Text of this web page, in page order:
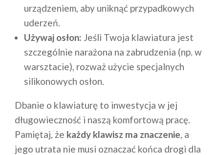
urządzeniem, aby uniknąć przypadkowych
uderzeń.
Używaj osłon: Jeśli Twoja klawiatura jest
szczególnie narażona na zabrudzenia (np. w
warsztacie), rozważ użycie specjalnych
silikonowych osłon.
Dbanie o klawiaturę to inwestycja w jej
długowieczność i naszą komfortową pracę.
Pamiętaj, że każdy klawisz ma znaczenie, a
jego utrata nie musi oznaczać końca drogi dla